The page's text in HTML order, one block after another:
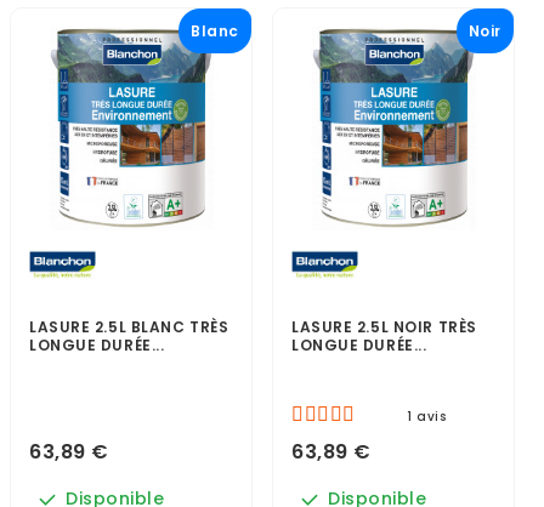
LASURE 2.5L BLANC TRÈS
LONGUE DURÉE...
63,89 €
Disponible
Blanc
LASURE 2.5L NOIR TRÈS
LONGUE DURÉE...
1 avis
63,89 €
Disponible
Noir